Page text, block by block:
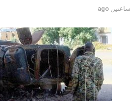
ساعتين ago